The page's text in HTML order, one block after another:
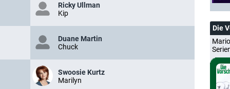
Ricky Ullman
Kip
Duane Martin
Chuck
Swoosie Kurtz
Marilyn
Die